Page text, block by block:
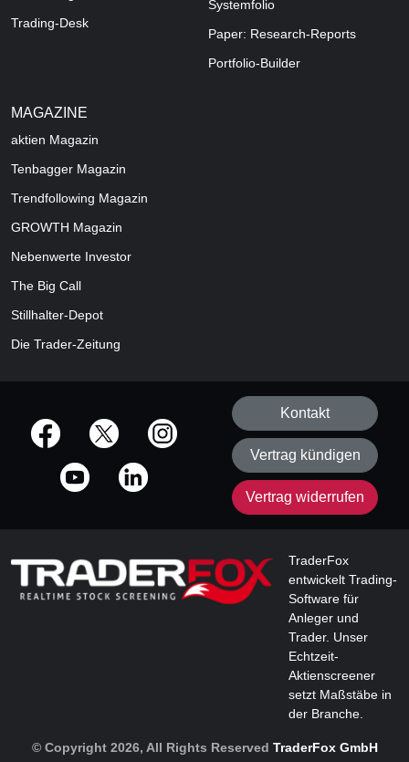
Trading-Desk
Systemfolio
Paper: Research-Reports
Portfolio-Builder
MAGAZINE
aktien Magazin
Tenbagger Magazin
Trendfollowing Magazin
GROWTH Magazin
Nebenwerte Investor
The Big Call
Stillhalter-Depot
Die Trader-Zeitung
offizielle Social Media-Accounts
Kontakt
Vertrag kündigen
Vertrag widerrufen
TraderFox
entwickelt Trading-
Software für
Anleger und
Trader. Unser
Echtzeit-
Aktienscreener
setzt Maßstäbe in
der Branche.
© Copyright 2026, All Rights Reserved TraderFox GmbH